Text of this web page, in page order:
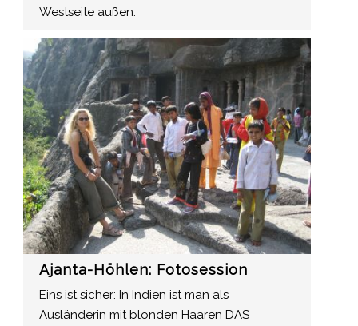
Westseite außen.
Ajanta-Höhlen: Fotosession
Eins ist sicher: In Indien ist man als
Ausländerin mit blonden Haaren DAS